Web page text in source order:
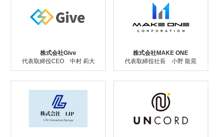
株式会社Give
代表取締役CEO 中村 莉大
株式会社MAKE ONE
代表取締役社長 小野 龍晃